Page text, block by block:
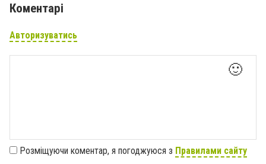
Коментарі
Авторизуватись
🙂
Розміщуючи коментар, я погоджуюся з Правилами сайту